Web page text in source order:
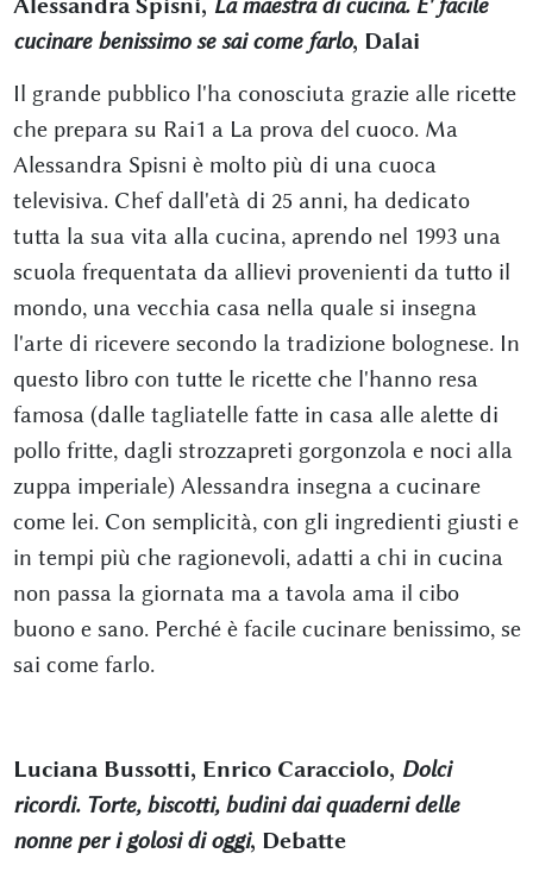
Alessandra Spisni, La maestra di cucina. E' facile
cucinare benissimo se sai come farlo, Dalai
Il grande pubblico l'ha conosciuta grazie alle ricette
che prepara su Rai1 a La prova del cuoco. Ma
Alessandra Spisni è molto più di una cuoca
televisiva. Chef dall'età di 25 anni, ha dedicato
tutta la sua vita alla cucina, aprendo nel 1993 una
scuola frequentata da allievi provenienti da tutto il
mondo, una vecchia casa nella quale si insegna
l'arte di ricevere secondo la tradizione bolognese. In
questo libro con tutte le ricette che l'hanno resa
famosa (dalle tagliatelle fatte in casa alle alette di
pollo fritte, dagli strozzapreti gorgonzola e noci alla
zuppa imperiale) Alessandra insegna a cucinare
come lei. Con semplicità, con gli ingredienti giusti e
in tempi più che ragionevoli, adatti a chi in cucina
non passa la giornata ma a tavola ama il cibo
buono e sano. Perché è facile cucinare benissimo, se
sai come farlo.
Luciana Bussotti, Enrico Caracciolo, Dolci
ricordi. Torte, biscotti, budini dai quaderni delle
nonne per i golosi di oggi, Debatte